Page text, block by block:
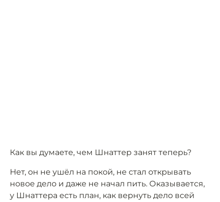
Как вы думаете, чем Шнаттер занят теперь?
Нет, он не ушёл на покой, не стал открывать
новое дело и даже не начал пить. Оказывается,
у Шнаттера есть план, как вернуть дело всей